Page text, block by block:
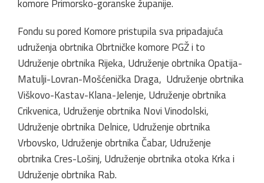
komore Primorsko-goranske županije.
Fondu su pored Komore pristupila sva pripadajuća
udruženja obrtnika Obrtničke komore PGŽ i to
Udruženje obrtnika Rijeka, Udruženje obrtnika Opatija-
Matulji-Lovran-Mošćenička Draga, Udruženje obrtnika
Viškovo-Kastav-Klana-Jelenje, Udruženje obrtnika
Crikvenica, Udruženje obrtnika Novi Vinodolski,
Udruženje obrtnika Delnice, Udruženje obrtnika
Vrbovsko, Udruženje obrtnika Čabar, Udruženje
obrtnika Cres-Lošinj, Udruženje obrtnika otoka Krka i
Udruženje obrtnika Rab.